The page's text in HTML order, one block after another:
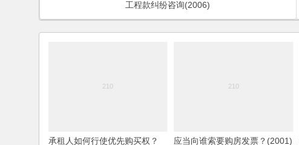
工程款纠纷咨询(2006)
承租人如何行使优先购买权？
应当向谁索要购房发票？(2001)